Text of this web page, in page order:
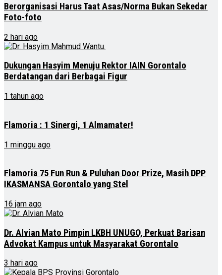
Berorganisasi Harus Taat Asas/Norma Bukan Sekedar
Foto-foto
2 hari ago
Dukungan Hasyim Menuju Rektor IAIN Gorontalo
Berdatangan dari Berbagai Figur
1 tahun ago
Flamoria : 1 Sinergi, 1 Almamater!
1 minggu ago
Flamoria 75 Fun Run & Puluhan Door Prize, Masih DPP
IKASMANSA Gorontalo yang Stel
16 jam ago
Dr. Alvian Mato Pimpin LKBH UNUGO, Perkuat Barisan
Advokat Kampus untuk Masyarakat Gorontalo
3 hari ago